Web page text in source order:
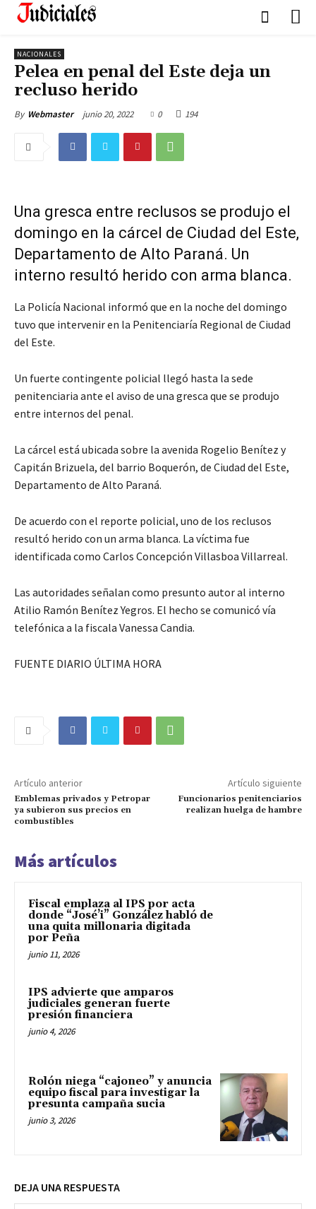
NACIONALES
Pelea en penal del Este deja un
recluso herido
By Webmaster junio 20, 2022 0 194
Una gresca entre reclusos se produjo el
domingo en la cárcel de Ciudad del Este,
Departamento de Alto Paraná. Un
interno resultó herido con arma blanca.
La Policía Nacional informó que en la noche del domingo
tuvo que intervenir en la Penitenciaría Regional de Ciudad
del Este.
Un fuerte contingente policial llegó hasta la sede
penitenciaria ante el aviso de una gresca que se produjo
entre internos del penal.
La cárcel está ubicada sobre la avenida Rogelio Benítez y
Capitán Brizuela, del barrio Boquerón, de Ciudad del Este,
Departamento de Alto Paraná.
De acuerdo con el reporte policial, uno de los reclusos
resultó herido con un arma blanca. La víctima fue
identificada como Carlos Concepción Villasboa Villarreal.
Las autoridades señalan como presunto autor al interno
Atilio Ramón Benítez Yegros. El hecho se comunicó vía
telefónica a la fiscala Vanessa Candia.
FUENTE DIARIO ÚLTIMA HORA
Artículo anterior
Emblemas privados y Petropar
ya subieron sus precios en
combustibles
Artículo siguiente
Funcionarios penitenciarios
realizan huelga de hambre
Más artículos
Fiscal emplaza al IPS por acta
donde “José’i” González habló de
una quita millonaria digitada
por Peña
junio 11, 2026
IPS advierte que amparos
judiciales generan fuerte
presión financiera
junio 4, 2026
Rolón niega “cajoneo” y anuncia
equipo fiscal para investigar la
presunta campaña sucia
junio 3, 2026
DEJA UNA RESPUESTA